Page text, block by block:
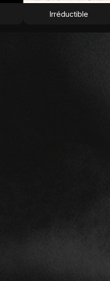
Irréductible